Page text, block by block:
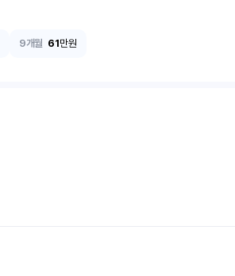
9개월 61만원